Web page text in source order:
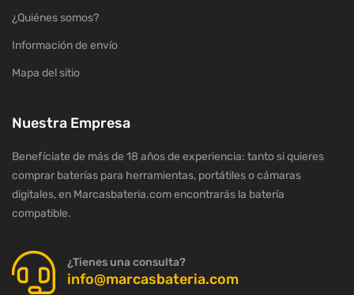
¿Quiénes somos?
Información de envío
Mapa del sitio
Nuestra Empresa
Benefíciate de más de 18 años de experiencia: tanto si quieres
comprar baterías para herramientas, portátiles o cámaras
digitales, en Marcasbateria.com encontrarás la batería
compatible.
¿Tienes una consulta?
info@marcasbateria.com